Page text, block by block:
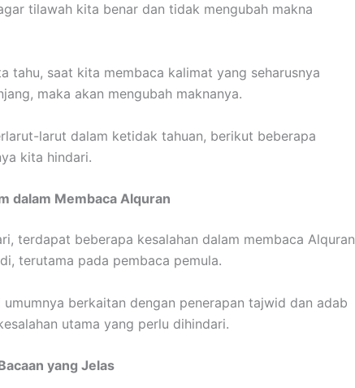
tilawah kita benar dan tidak mengubah makna
tahu, saat kita membaca kalimat yang seharusnya
maka akan mengubah maknanya.
larut dalam ketidak tahuan, berikut beberapa
kita hindari.
dalam Membaca Alquran
terdapat beberapa kesalahan dalam membaca Alquran
terutama pada pembaca pemula.
umumnya berkaitan dengan penerapan tajwid dan adab
utama yang perlu dihindari.
yang Jelas